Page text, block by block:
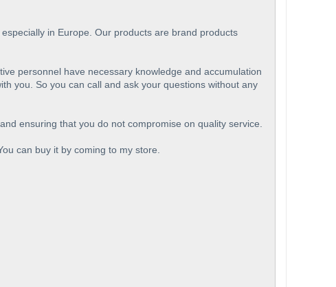
in Europe. Our products are brand products
personnel have necessary knowledge and accumulation
you. So you can call and ask your questions without any
ensuring that you do not compromise on quality service.
can buy it by coming to my store.